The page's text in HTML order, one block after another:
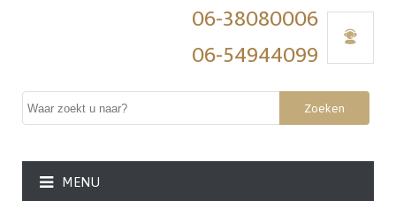
06-38080006
06-54944099
Zoeken
MENU